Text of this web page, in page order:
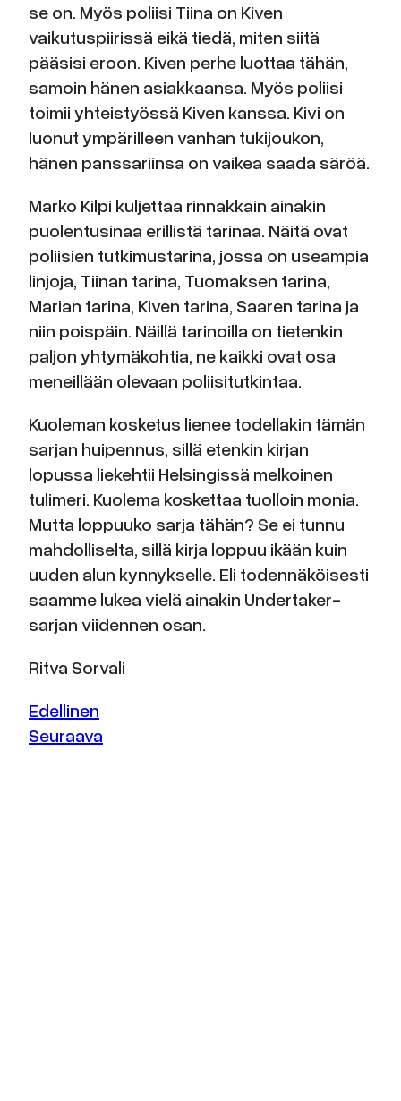
se on. Myös poliisi Tiina on Kiven
vaikutuspiirissä eikä tiedä, miten siitä
pääsisi eroon. Kiven perhe luottaa tähän,
samoin hänen asiakkaansa. Myös poliisi
toimii yhteistyössä Kiven kanssa. Kivi on
luonut ympärilleen vanhan tukijoukon,
hänen panssariinsa on vaikea saada säröä.
Marko Kilpi kuljettaa rinnakkain ainakin
puolentusinaa erillistä tarinaa. Näitä ovat
poliisien tutkimustarina, jossa on useampia
linjoja, Tiinan tarina, Tuomaksen tarina,
Marian tarina, Kiven tarina, Saaren tarina ja
niin poispäin. Näillä tarinoilla on tietenkin
paljon yhtymäkohtia, ne kaikki ovat osa
meneillään olevaan poliisitutkintaa.
Kuoleman kosketus lienee todellakin tämän
sarjan huipennus, sillä etenkin kirjan
lopussa liekehtii Helsingissä melkoinen
tulimeri. Kuolema koskettaa tuolloin monia.
Mutta loppuuko sarja tähän? Se ei tunnu
mahdolliselta, sillä kirja loppuu ikään kuin
uuden alun kynnykselle. Eli todennäköisesti
saamme lukea vielä ainakin Undertaker-
sarjan viidennen osan.
Ritva Sorvali
Edellinen
Seuraava